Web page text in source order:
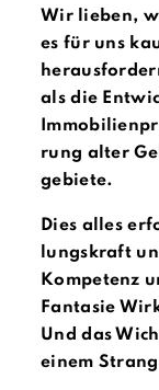
Wir lieben,
es für uns
als die
rung alter
gebiete.
Dies alles
lungskraft
Kompetenz
Fantasie
Und das
einem